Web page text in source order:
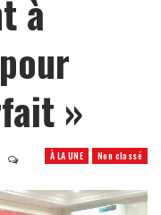
à
»
À LA UNE Non classé